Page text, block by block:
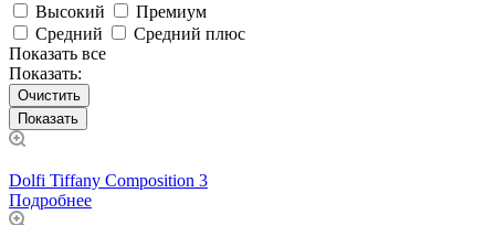
Высокий
Премиум
Средний
Средний плюс
Показать все
Показать:
Очистить
Dolfi Tiffany Composition 3
Подробнее